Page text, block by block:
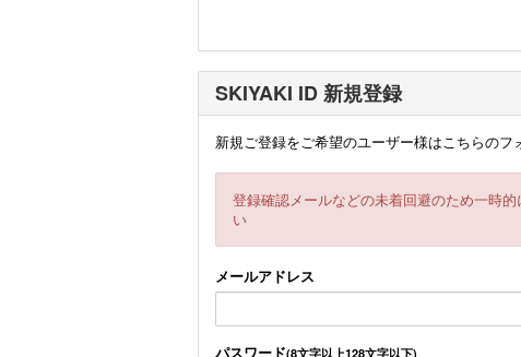
SKIYAKI ID 新規登録
新規ご登録をご希望のユーザー様はこちらのフ
登録確認メールなどの未着回避のため一時
い
メールアドレス
パスワード(8文字以上128文字以下)